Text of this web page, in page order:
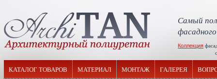
Самый
Коллекция
КАТАЛОГ ТОВАРОВ МАТЕРИАЛ МОНТАЖ ГАЛЕРЕЯ